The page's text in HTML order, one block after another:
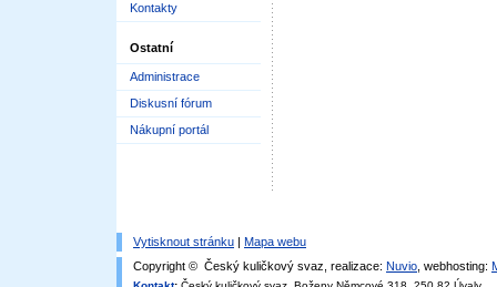
Kontakty
Ostatní
Administrace
Diskusní fórum
Nákupní portál
Vytisknout stránku | Mapa webu
Copyright © Český kuličkový svaz, realizace: Nuvio , webhosting: